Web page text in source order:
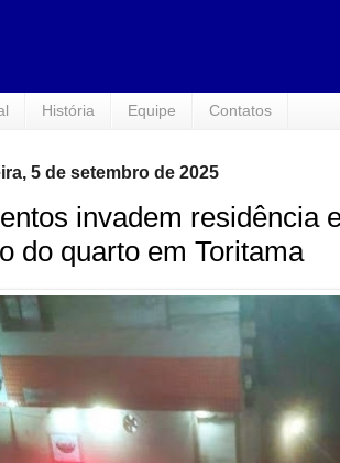
História Equipe Contatos
5 de setembro de 2025
invadem residência
do quarto em Toritama